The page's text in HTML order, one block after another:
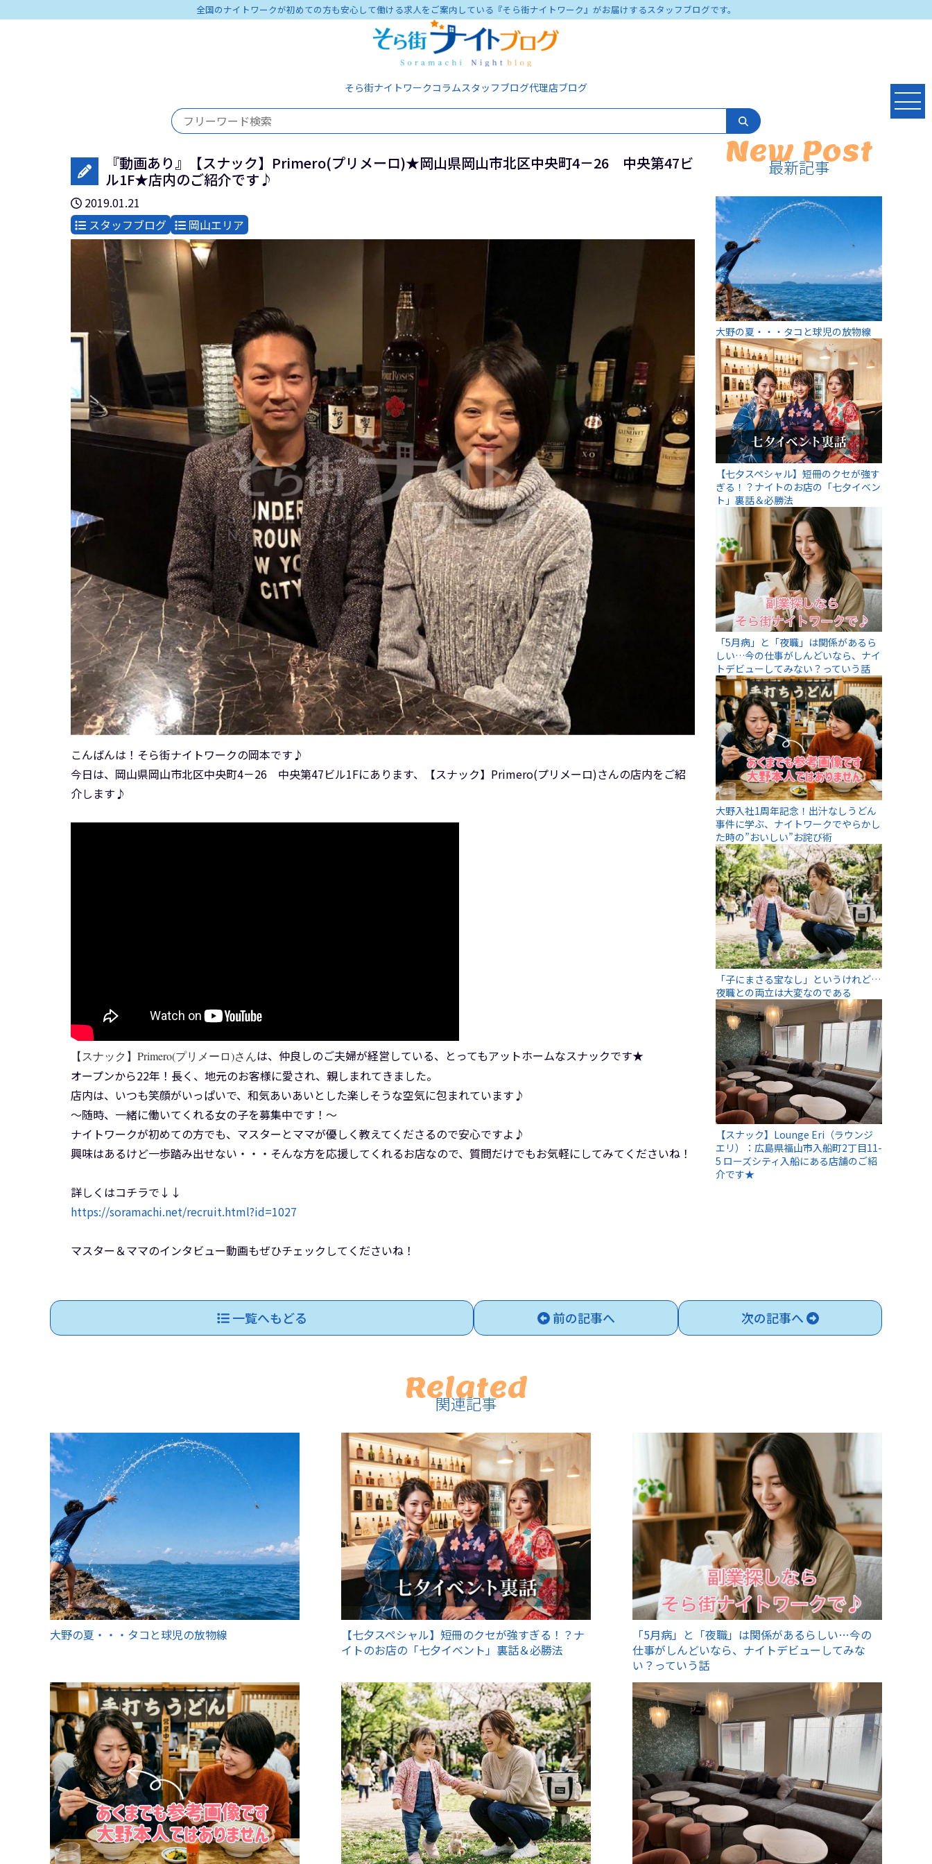
全国のナイトワークが初めての方も安心して働ける求人をご案内している『そら街ナイトワーク』がお届けするスタッフブログです。
そら街ナイトワークコラムスタッフブログ代理店ブログ
『動画あり』【スナック】Primero(プリメーロ)★岡山県岡山市北区中央町4－26 中央第47ビ
ル1F★店内のご紹介です♪
2019.01.21
スタッフブログ
岡山エリア
こんばんは！そら街ナイトワークの岡本です♪
今日は、岡山県岡山市北区中央町4－26 中央第47ビル1Fにあります、【スナック】Primero(プリメーロ)さんの店内をご紹
介します♪
【スナック】Primero(プリメーロ)さんは、仲良しのご夫婦が経営している、とってもアットホームなスナックです★
オープンから22年！長く、地元のお客様に愛され、親しまれてきました。
店内は、いつも笑顔がいっぱいで、和気あいあいとした楽しそうな空気に包まれています♪
～随時、一緒に働いてくれる女の子を募集中です！～
ナイトワークが初めての方でも、マスターとママが優しく教えてくださるので安心ですよ♪
興味はあるけど一歩踏み出せない・・・そんな方を応援してくれるお店なので、質問だけでもお気軽にしてみてくださいね！
詳しくはコチラで↓↓
https://soramachi.net/recruit.html?id=1027
マスター＆ママのインタビュー動画もぜひチェックしてくださいね！
New Post
最新記事
大野の夏・・・タコと球児の放物線
【七夕スペシャル】短冊のクセが強す
ぎる！？ナイトのお店の「七夕イベン
ト」裏話＆必勝法
「5月病」と「夜職」は関係があるら
しい…今の仕事がしんどいなら、ナイ
トデビューしてみない？っていう話
大野入社1周年記念！出汁なしうどん
事件に学ぶ、ナイトワークでやらかし
た時の”おいしい”お詫び術
「子にまさる宝なし」というけれど…
夜職との両立は大変なのである
【スナック】Lounge Eri（ラウンジ
エリ）：広島県福山市入船町2丁目11-
5 ローズシティ入船にある店舗のご紹
介です★
一覧へもどる 前の記事へ 次の記事へ
Related
関連記事
大野の夏・・・タコと球児の放物線
【七夕スペシャル】短冊のクセが強すぎる！？ナ
イトのお店の「七夕イベント」裏話＆必勝法
「5月病」と「夜職」は関係があるらしい…今の
仕事がしんどいなら、ナイトデビューしてみな
い？っていう話